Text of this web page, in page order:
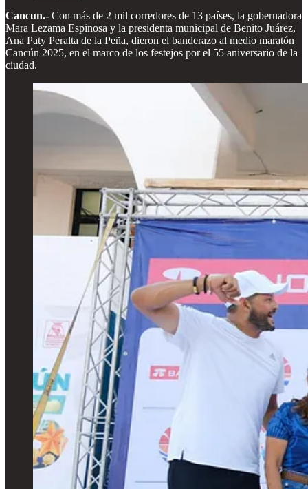
Cancun.- Con más de 2 mil corredores de 13 países, la gobernadora
Mara Lezama Espinosa y la presidenta municipal de Benito Juárez,
Ana Paty Peralta de la Peña, dieron el banderazo al medio maratón
Cancún 2025, en el marco de los festejos por el 55 aniversario de la
ciudad.